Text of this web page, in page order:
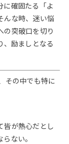
に確固たる「よ
んな時、迷い悩
の突破口を切り
、励ましとなる
その中でも特に
皆が熱心だとし
ない。